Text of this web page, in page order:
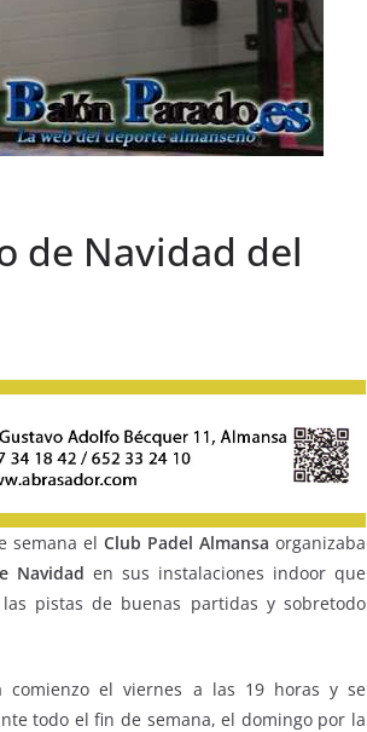
de Navidad del
semana el Club Padel Almansa organizaba
Navidad en sus instalaciones indoor que
pistas de buenas partidas y sobretodo
comienzo el viernes a las 19 horas y se
todo el fin de semana, el domingo por la